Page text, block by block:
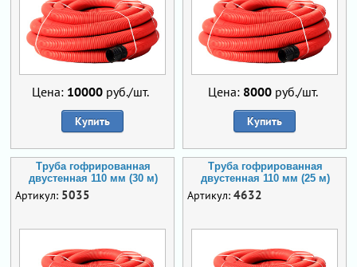
Цена: 10000 руб./шт.
Купить
Цена: 8000руб./шт.
Купить
Труба гофрированная
двустенная 110 мм (30 м)
Артикул: 5035
Труба гофрированная
двустенная 110 мм (25 м)
Артикул: 4632